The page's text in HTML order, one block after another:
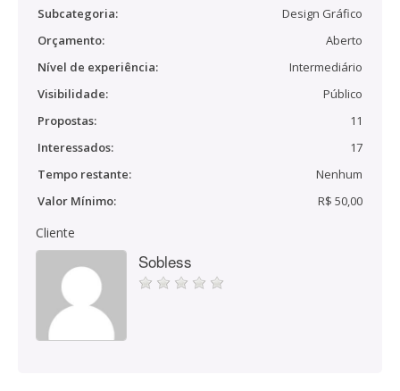
Subcategoria:
Design Gráfico
Orçamento:
Aberto
Nível de experiência:
Intermediário
Visibilidade:
Público
Propostas:
11
Interessados:
17
Tempo restante:
Nenhum
Valor Mínimo:
R$ 50,00
Cliente
Sobless